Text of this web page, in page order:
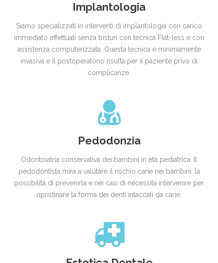
Implantologia
Siamo specializzati in interventi di implantologia con carico
immediato effettuati senza bisturi con tecnica Flat-less e con
assistenza computerizzata. Questa tecnica è minimamente
invasiva e il postoperatorio risulta per il paziente privo di
complicanze.
Pedodonzia
Odontoiatria conservativa dei bambini in età pediatrica. Il
pedodontista mira a valutare il rischio carie nei bambini, la
possibilità di prevenirla e nei casi di necessità intervenire per
ripristinare la forma dei denti intaccati da carie.